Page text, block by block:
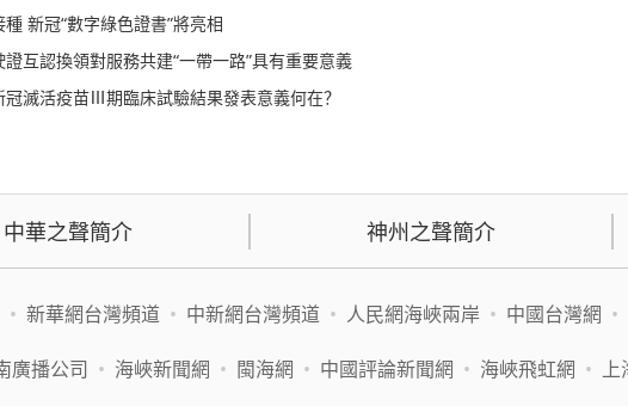
新冠“數字綠色證書”將亮相
互認換領對服務共建“一帶一路”具有重要意義
滅活疫苗Ⅲ期臨床試驗結果發表意義何在？
中華之聲簡介 神州之聲簡介
• 新華網台灣頻道 • 中新網台灣頻道 • 人民網海峽兩岸 • 中國台灣網 •
廣播公司 • 海峽新聞網 • 閩海網 • 中國評論新聞網 • 海峽飛虹網 • 上